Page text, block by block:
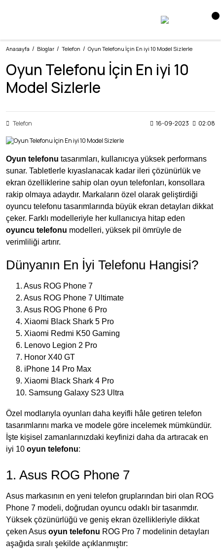
Anasayfa Bloglar Telefon Oyun Telefonu İçin En iyi 10 Model Sizlerle
Oyun Telefonu İçin En iyi 10
Model Sizlerle
Telefon 16-09-2023 02:08
Oyun telefonu tasarımları, kullanıcıya yüksek performans
sunar. Tabletlerle kıyaslanacak kadar ileri çözünürlük ve
ekran özelliklerine sahip olan oyun telefonları, konsollara
rakip olmaya adaydır. Markaların özel olarak geliştirdiği
oyuncu telefonu tasarımlarında büyük ekran detayları dikkat
çeker. Farklı modelleriyle her kullanıcıya hitap eden
oyuncu telefonu modelleri, yüksek pil ömrüyle de
verimliliği artırır.
Dünyanın En İyi Telefonu Hangisi?
1. Asus ROG Phone 7
2. Asus ROG Phone 7 Ultimate
3. Asus ROG Phone 6 Pro
4. Xiaomi Black Shark 5 Pro
5. Xiaomi Redmi K50 Gaming
6. Lenovo Legion 2 Pro
7. Honor X40 GT
8. iPhone 14 Pro Max
9. Xiaomi Black Shark 4 Pro
10. Samsung Galaxy S23 Ultra
Özel modlarıyla oyunları daha keyifli hâle getiren telefon
tasarımlarını marka ve modele göre incelemek mümkündür.
İşte kişisel zamanlarınızdaki keyfinizi daha da artıracak en
iyi 10 oyun telefonu:
1. Asus ROG Phone 7
Asus markasının en yeni telefon gruplarından biri olan ROG
Phone 7 modeli, doğrudan oyuncu odaklı bir tasarımdır.
Yüksek çözünürlüğü ve geniş ekran özellikleriyle dikkat
çeken Asus oyun telefonu ROG Pro 7 modelinin detayları
aşağıda sıralı şekilde açıklanmıştır: